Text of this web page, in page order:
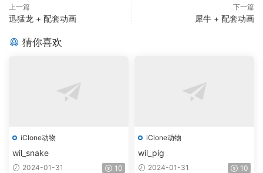
上一篇
迅猛龙 + 配套动画
下一篇
犀牛 + 配套动画
猜你喜欢
iClone动物
wil_snake
2024-01-31 10
iClone动物
wil_pig
2024-01-31 10